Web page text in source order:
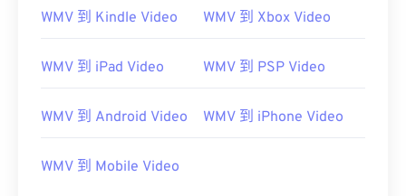
WMV 到 Kindle Video WMV 到 Xbox Video
WMV 到 iPad Video WMV 到 PSP Video
WMV 到 Android Video WMV 到 iPhone Video
WMV 到 Mobile Video